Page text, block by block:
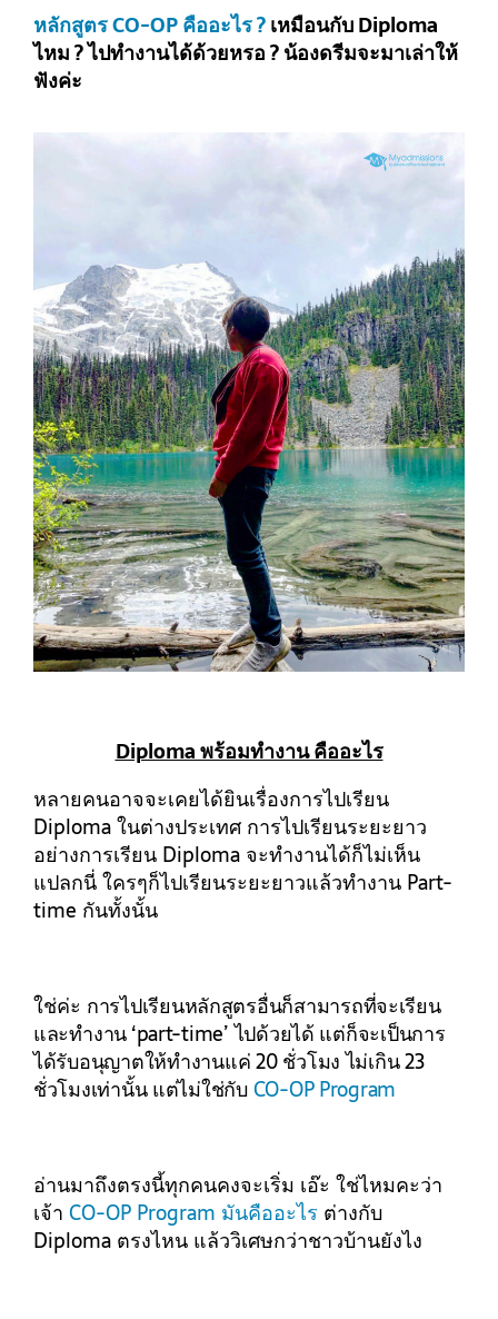
หลักสูตร CO-OP คืออะไร ?เหมือนกับ Diploma
ไหม ? ไปทำงานได้ด้วยหรอ ? น้องดรีมจะมาเล่าให้
ฟังค่ะ
Diploma พร้อมทำงาน คืออะไร
หลายคนอาจจะเคยได้ยินเรื่องการไปเรียน
Diploma ในต่างประเทศ การไปเรียนระยะยาว
อย่างการเรียน Diploma จะทำงานได้ก็ไม่เห็น
แปลกนี่ ใครๆก็ไปเรียนระยะยาวแล้วทำงาน Part-
time กันทั้งนั้น
ใช่ค่ะ การไปเรียนหลักสูตรอื่นก็สามารถที่จะเรียน
และทำงาน ‘part-time’ ไปด้วยได้ แต่ก็จะเป็นการ
ได้รับอนุญาตให้ทำงานแค่ 20 ชั่วโมง ไม่เกิน 23
ชั่วโมงเท่านั้น แต่ไม่ใช่กับCO-OP Program
อ่านมาถึงตรงนี้ทุกคนคงจะเริ่ม เอ๊ะ ใช่ไหมคะว่า
เจ้า CO-OP Program มันคืออะไร ต่างกับ
Diploma ตรงไหน แล้ววิเศษกว่าชาวบ้านยังไง